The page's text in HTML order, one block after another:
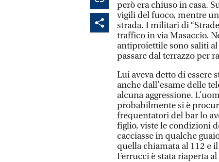
però era chiuso in casa.
vigili del fuoco, mentre
strada. I militari di
traffico in via Masaccio.
antiproiettile sono saliti
passare dal terrazzo per
Lui aveva detto di essere
anche dall’esame delle
alcuna aggressione.
probabilmente si è
frequentatori del bar lo
figlio, viste le condizioni
cacciasse in qualche
quella chiamata al 112 e
Ferrucci è stata riaperta